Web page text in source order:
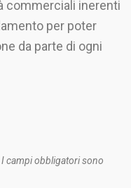
commerciali inerenti
per poter
da parte di ogni
I campi obbligatori sono